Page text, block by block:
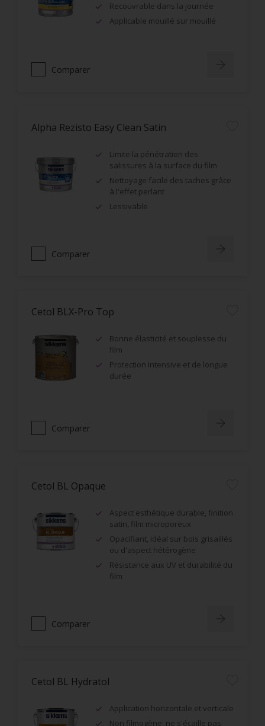
Recouvrable dans la journée
Applicable mouillé sur mouillé
Comparer
Alpha Rezisto Easy Clean Satin
Limite la pénétration des
salissures à la surface du film
Nettoyage facile des taches grâce
à l'effet perlant
Lessivable
Comparer
Cetol BLX-Pro Top
Bonne élasticité et souplesse du
film
Protection intensive et de longue
durée
Comparer
Cetol BL Opaque
Aspect esthétique durable, finition
satin, film microporeux
Opacifiant, idéal sur bois grisaillés
ou d'aspect hétérogène
Résistance aux UV et durabilité du
film
Comparer
Cetol BL Hydratol
Application horizontale et verticale
Non filmogène, ne s'écaille pas